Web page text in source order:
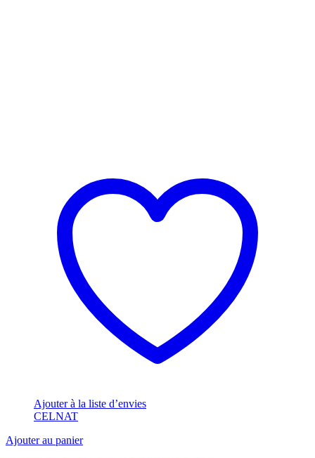
Ajouter à la liste d’envies
CELNAT
Ajouter au panier